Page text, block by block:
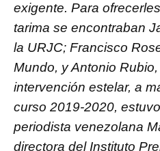
exigente. Para
tarima se encontraban
la URJC; Francisco
Mundo, y Antonio
intervención estelar, a
curso 2019-2020,
periodista venezolana
directora del Instituto